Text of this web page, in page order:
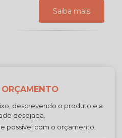
Saiba mais
descrevendo o produto e a
desejada.
possível com o orçamento.